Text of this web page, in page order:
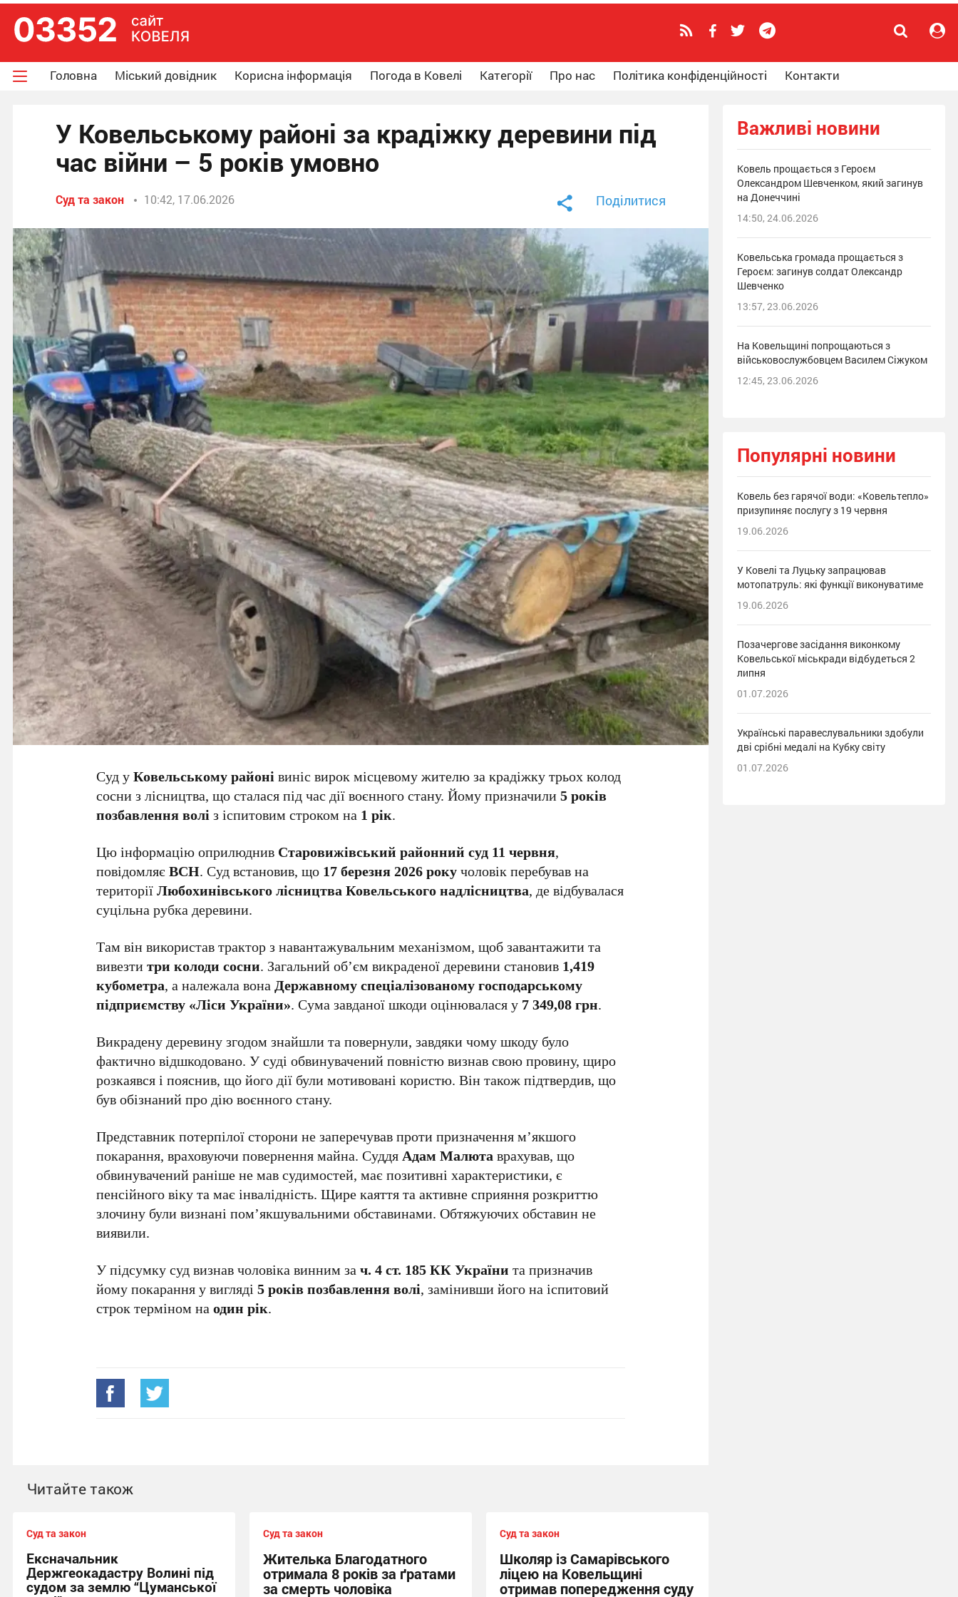
Головна Міський довідник Корисна інформація Погода в Ковелі Категорії Про нас Політика конфіденційності Контакти
У Ковельському районі за крадіжку деревини під
час війни – 5 років умовно
Суд та закон 10:42, 17.06.2026 Поділитися
Суд уКовельському районівиніс вирок місцевому жителю за крадіжку трьох колод
сосни з лісництва, що сталася під час дії воєнного стану. Йому призначили5 років
позбавлення воліз іспитовим строком на 1 рік.
Цю інформацію оприлюднив Старовижівський районний суд 11 червня,
повідомляєВСН. Суд встановив, що 17 березня 2026 рокучоловік перебував на
територіїЛюбохинівського лісництва Ковельського надлісництва, де відбувалася
суцільна рубка деревини.
Там він використав трактор з навантажувальним механізмом, щоб завантажити та
вивезтитри колоди сосни. Загальний об’єм викраденої деревини становив 1,419
кубометра, а належала вонаДержавному спеціалізованому господарському
підприємству «Ліси України». Сума завданої шкоди оцінювалася у 7 349,08 грн.
Викрадену деревину згодом знайшли та повернули, завдяки чому шкоду було
фактично відшкодовано. У суді обвинувачений повністю визнав свою провину, щиро
розкаявся і пояснив, що його дії були мотивовані користю. Він також підтвердив, що
був обізнаний про дію воєнного стану.
Представник потерпілої сторони не заперечував проти призначення м’якшого
покарання, враховуючи повернення майна. СуддяАдам Малютаврахував, що
обвинувачений раніше не мав судимостей, має позитивні характеристики, є
пенсійного віку та має інвалідність. Щире каяття та активне сприяння розкриттю
злочину були визнані пом’якшувальними обставинами. Обтяжуючих обставин не
виявили.
У підсумку суд визнав чоловіка винним зач. 4 ст. 185 КК України та призначив
йому покарання у вигляді5 років позбавлення волі, замінивши його на іспитовий
строк терміном наодин рік.
Читайте також
Суд та закон
Ексначальник
Держгеокадастру Волині під
судом за землю “Цуманської
Суд та закон
Жителька Благодатного
отримала 8 років за ґратами
за смерть чоловіка
Суд та закон
Школяр із Самарівського
ліцею на Ковельщині
отримав попередження суду
Важливі новини
Ковель прощається з Героєм
Олександром Шевченком, який загинув
на Донеччині
14:50, 24.06.2026
Ковельська громада прощається з
Героєм: загинув солдат Олександр
Шевченко
13:57, 23.06.2026
На Ковельщині попрощаються з
військовослужбовцем Василем Сіжуком
12:45, 23.06.2026
Популярні новини
Ковель без гарячої води: «Ковельтепло»
призупиняє послугу з 19 червня
19.06.2026
У Ковелі та Луцьку запрацював
мотопатруль: які функції виконуватиме
19.06.2026
Позачергове засідання виконкому
Ковельської міськради відбудеться 2
липня
01.07.2026
Українські паравеслувальники здобули
дві срібні медалі на Кубку світу
01.07.2026